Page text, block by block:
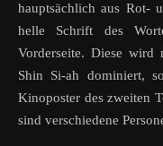
hauptsächlich aus Rot-
helle Schrift des
Vorderseite. Diese wird
Shin Si-ah dominiert,
Kinoposter des zweiten
sind verschiedene